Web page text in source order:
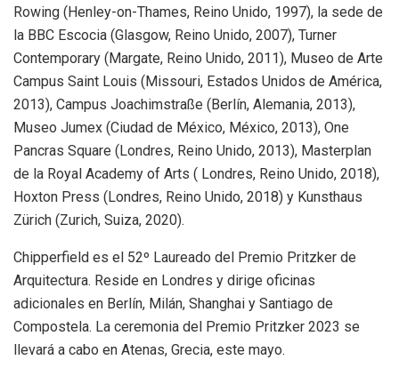
Rowing (Henley-on-Thames, Reino Unido, 1997), la sede de
la BBC Escocia (Glasgow, Reino Unido, 2007), Turner
Contemporary (Margate, Reino Unido, 2011), Museo de Arte
Campus Saint Louis (Missouri, Estados Unidos de América,
2013), Campus Joachimstraße (Berlín, Alemania, 2013),
Museo Jumex (Ciudad de México, México, 2013), One
Pancras Square (Londres, Reino Unido, 2013), Masterplan
de la Royal Academy of Arts ( Londres, Reino Unido, 2018),
Hoxton Press (Londres, Reino Unido, 2018) y Kunsthaus
Zürich (Zurich, Suiza, 2020).
Chipperfield es el 52º Laureado del Premio Pritzker de
Arquitectura. Reside en Londres y dirige oficinas
adicionales en Berlín, Milán, Shanghai y Santiago de
Compostela. La ceremonia del Premio Pritzker 2023 se
llevará a cabo en Atenas, Grecia, este mayo.